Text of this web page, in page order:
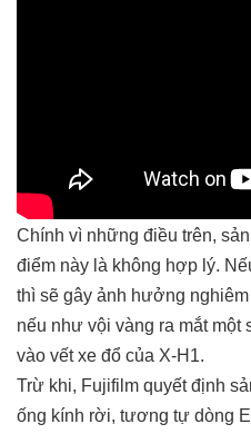
Chính vì những điều trên,
điểm này là không hợp lý.
thì sẽ gây ảnh hưởng
nếu như vội vàng ra mắt một
vào vết xe đổ của X-H1.
Trừ khi, Fujifilm quyết định
ống kính rời, tương tự dòng